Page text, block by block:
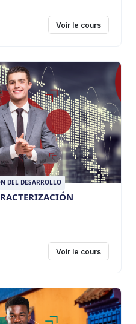
Voir le cours
DEL DESARROLLO
Voir le cours